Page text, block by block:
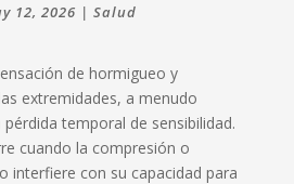
12, 2026 | Salud
de hormigueo y
extremidades, a menudo
temporal de sensibilidad.
cuando la compresión o
interfiere con su capacidad para